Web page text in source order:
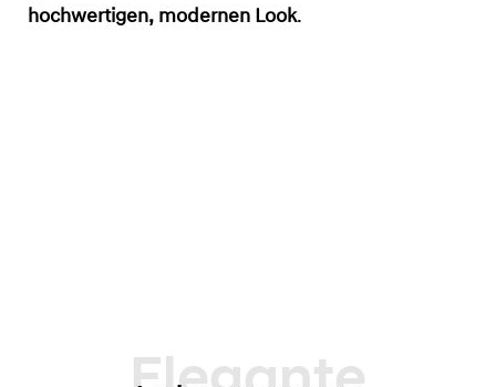
hochwertigen, modernen Look.